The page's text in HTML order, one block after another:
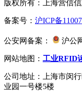
版权所有：上海营信
备案号： 沪ICP备
公安网备案： 沪公
网站地图： 工业RFID
公司地址：上海市闵
业园一号楼5楼